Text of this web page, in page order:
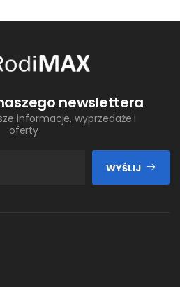
newslettera
informacje, wyprzedaże i
oferty
WYŚLIJ